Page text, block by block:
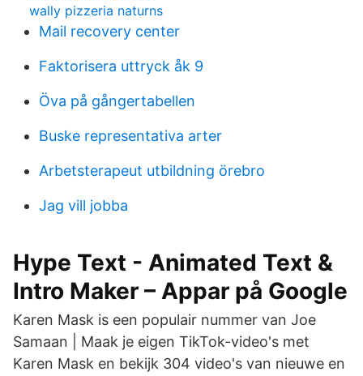
wally pizzeria naturns
Mail recovery center
Faktorisera uttryck åk 9
Öva på gångertabellen
Buske representativa arter
Arbetsterapeut utbildning örebro
Jag vill jobba
Hype Text - Animated Text &
Intro Maker – Appar på Google
Karen Mask is een populair nummer van Joe
Samaan | Maak je eigen TikTok-video's met
Karen Mask en bekijk 304 video's van nieuwe en